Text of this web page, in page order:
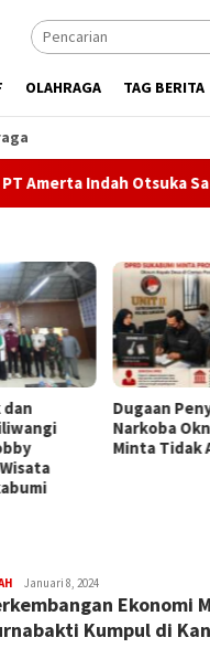
OLAHRAGA TAG BERITA
Indah Otsuka Satukan
Kades, Dprd
Ada Tebang Pilih
Tata
Iyan
Januari 8, 2024
Ekonomi
Kumpul di